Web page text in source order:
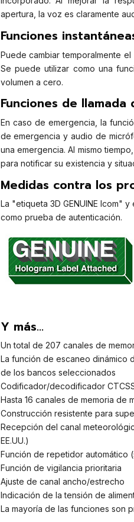
apertura, la voz es claramente
Funciones
Puede cambiar temporalmente
Se puede utilizar como una
volumen a cero.
Funciones de
En caso de emergencia, la
de emergencia y audio de
una emergencia. Al mismo
para notificar su existencia y
Medidas contra los
La "etiqueta 3D GENUINE Icom"
como prueba de autenticación.
Y más...
Un total de 207 canales de
La función de escaneo dinámico
de los bancos seleccionados
Codificador/decodificador
Hasta 16 canales de memoria de
Construcción resistente para
Recepción del canal
EE.UU.)
Función de repetidor automático
Función de vigilancia prioritaria
Ajuste de canal ancho/estrecho
Indicación de la tensión de
La mayoría de las funciones son